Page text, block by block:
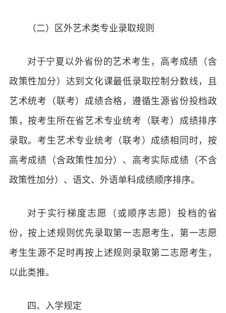
（二）区外艺术类专业录取规则
对于宁夏以外省份的艺术考生，高考成绩（含
政策性加分）达到文化课最低录取控制分数线，且
艺术统考（联考）成绩合格，遵循生源省份投档政
策，按考生所在省艺术专业统考（联考）成绩排序
录取。考生艺术专业统考（联考）成绩相同时，按
高考成绩（含政策性加分）、高考实际成绩（不含
政策性加分）、语文、外语单科成绩顺序排序。
对于实行梯度志愿（或顺序志愿）投档的省
份，按上述规则优先录取第一志愿考生，第一志愿
考生生源不足时再按上述规则录取第二志愿考生，
以此类推。
四、入学规定